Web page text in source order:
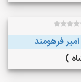
فرهومند